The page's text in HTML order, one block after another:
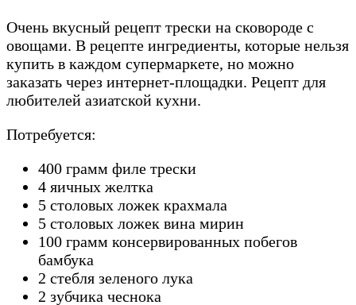
Очень вкусный рецепт трески на сковороде с
овощами. В рецепте ингредиенты, которые нельзя
купить в каждом супермаркете, но можно
заказать через интернет-площадки. Рецепт для
любителей азиатской кухни.
Потребуется:
400 грамм филе трески
4 яичных желтка
5 столовых ложек крахмала
5 столовых ложек вина мирин
100 грамм консервированных побегов
бамбука
2 стебля зеленого лука
2 зубчика чеснока